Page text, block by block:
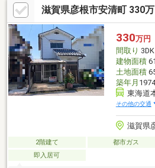
滋賀県彦根市安清町 330
330万円
間取り 3DK
建物面積
土地面積
築年月
東海道
その他の交通
滋賀県
2階建て 都市ガス
即入居可